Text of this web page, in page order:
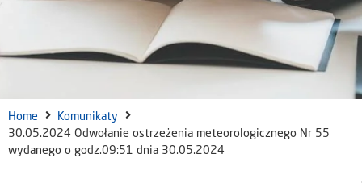
Home
Komunikaty
30.05.2024 Odwołanie ostrzeżenia meteorologicznego Nr 55
wydanego o godz.09:51 dnia 30.05.2024